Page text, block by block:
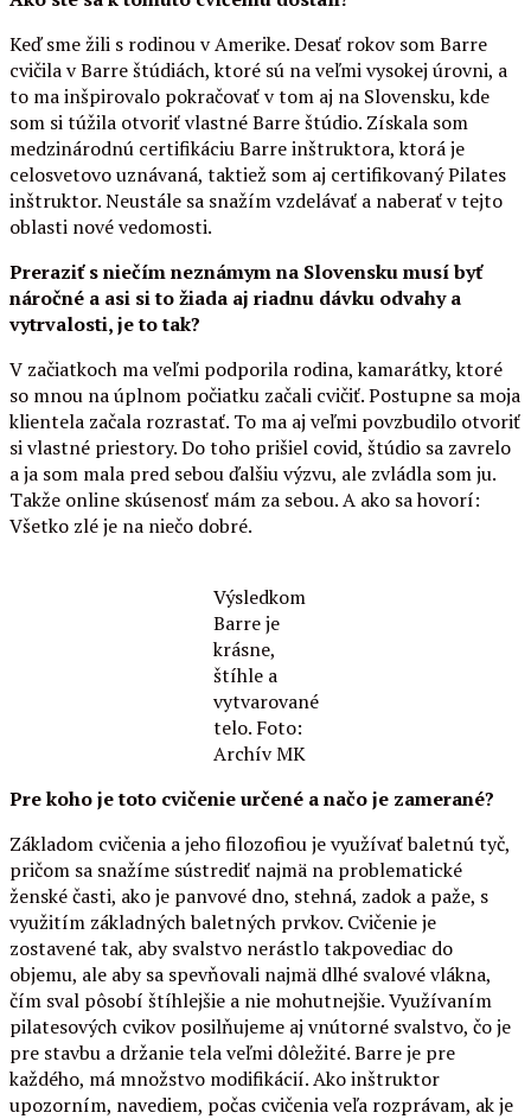
Keď sme žili s rodinou v Amerike. Desať rokov som Barre
cvičila v Barre štúdiách, ktoré sú na veľmi vysokej úrovni, a
to ma inšpirovalo pokračovať v tom aj na Slovensku, kde
som si túžila otvoriť vlastné Barre štúdio. Získala som
medzinárodnú certifikáciu Barre inštruktora, ktorá je
celosvetovo uznávaná, taktiež som aj certifikovaný Pilates
inštruktor. Neustále sa snažím vzdelávať a naberať v tejto
oblasti nové vedomosti.
Preraziť s niečím neznámym na Slovensku musí byť
náročné a asi si to žiada aj riadnu dávku odvahy a
vytrvalosti, je to tak?
V začiatkoch ma veľmi podporila rodina, kamarátky, ktoré
so mnou na úplnom počiatku začali cvičiť. Postupne sa moja
klientela začala rozrastať. To ma aj veľmi povzbudilo otvoriť
si vlastné priestory. Do toho prišiel covid, štúdio sa zavrelo
a ja som mala pred sebou ďalšiu výzvu, ale zvládla som ju.
Takže online skúsenosť mám za sebou. A ako sa hovorí:
Všetko zlé je na niečo dobré.
Výsledkom
Barre je
krásne,
štíhle a
vytvarované
telo. Foto:
Archív MK
Pre koho je toto cvičenie určené a načo je zamerané?
Základom cvičenia a jeho filozofiou je využívať baletnú tyč,
pričom sa snažíme sústrediť najmä na problematické
ženské časti, ako je panvové dno, stehná, zadok a paže, s
využitím základných baletných prvkov. Cvičenie je
zostavené tak, aby svalstvo nerástlo takpovediac do
objemu, ale aby sa spevňovali najmä dlhé svalové vlákna,
čím sval pôsobí štíhlejšie a nie mohutnejšie. Využívaním
pilatesových cvikov posilňujeme aj vnútorné svalstvo, čo je
pre stavbu a držanie tela veľmi dôležité. Barre je pre
každého, má množstvo modifikácií. Ako inštruktor
upozorním, navediem, počas cvičenia veľa rozprávam, ak je